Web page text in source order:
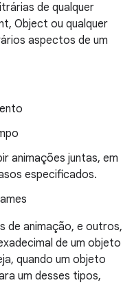
de qualquer
Object ou qualquer
aspectos de um
animações juntas, em
especificados.
de animação, e outros,
de um objeto
quando um objeto
um desses tipos,